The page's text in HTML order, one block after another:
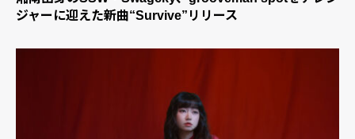
ジャーに迎えた新曲“Survive”リリース